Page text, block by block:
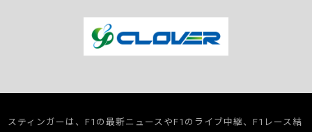
スティンガーは、F1の最新ニュースやF1のライブ中継、F1レース結